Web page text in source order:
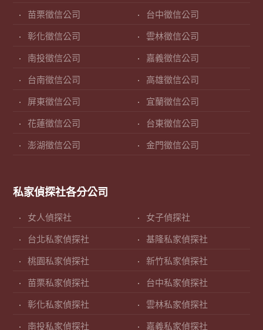
苗栗徵信公司 台中徵信公司
彰化徵信公司 雲林徵信公司
南投徵信公司 嘉義徵信公司
台南徵信公司 高雄徵信公司
屏東徵信公司 宜蘭徵信公司
花蓮徵信公司 台東徵信公司
澎湖徵信公司 金門徵信公司
私家偵探社各分公司
女人偵探社 女子偵探社
台北私家偵探社 基隆私家偵探社
桃園私家偵探社 新竹私家偵探社
苗栗私家偵探社 台中私家偵探社
彰化私家偵探社 雲林私家偵探社
南投私家偵探社 嘉義私家偵探社